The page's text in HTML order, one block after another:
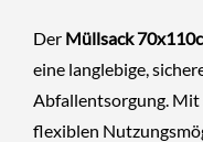
Der Müllsack
eine langlebige,
Abfallentsorgung.
flexiblen